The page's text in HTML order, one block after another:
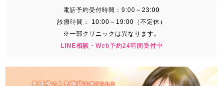
電話予約受付時間： 9:00～23:00
診療時間：
10:00～19:00（不定休）
※一部クリニックは異なります。
LINE相談・Web予約24時間受付中